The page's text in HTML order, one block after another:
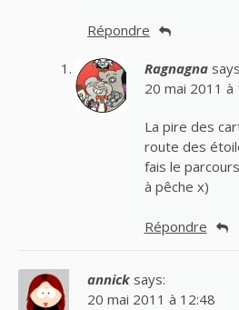
Répondre
Ragnagna
20 mai 2011 à
La pire des
route des
fais le
à pêche x)
Répondre
annick says:
20 mai 2011 à 12:48